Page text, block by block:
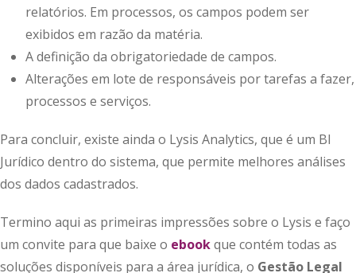
relatórios. Em processos, os campos podem ser
exibidos em razão da matéria.
A definição da obrigatoriedade de campos.
Alterações em lote de responsáveis por tarefas a fazer,
processos e serviços.
Para concluir, existe ainda o Lysis Analytics, que é um BI
Jurídico dentro do sistema, que permite melhores análises
dos dados cadastrados.
Termino aqui as primeiras impressões sobre o Lysis e faço
um convite para que baixe o ebookque contém todas as
soluções disponíveis para a área jurídica, o Gestão Legal